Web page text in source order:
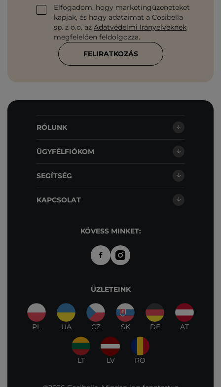
Elfogadom, hogy marketingüzeneteket
kapjak, és hogy adataimat a Cosibella
sp. z o.o. az Adatvédelmi Irányelveknek
megfelelően feldolgozza.
FELIRATKOZÁS
RÓLUNK
ÜGYFÉLFIÓKOM
SEGÍTSÉG
KAPCSOLAT
KÖVESS MINKET:
ÜZLETEINK
PL UA CZ SK DE AT
LT LV RO